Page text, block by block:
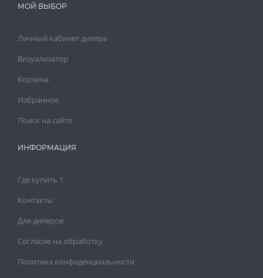
МОЙ ВЫБОР
Личный кабинет дилера
Визуализатор
Корзина
Избранное
Поиск на сайте
ИНФОРМАЦИЯ
Где купить 1
Контакты
Для дилеров
Согласие на обработку
Политика конфиденциальности